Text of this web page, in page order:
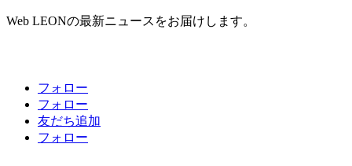
Web LEONの最新ニュースをお届けします。
フォロー
フォロー
友だち追加
フォロー